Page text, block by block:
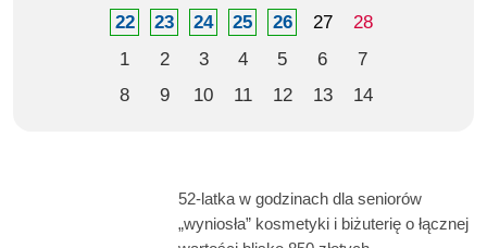
22
23 24 25 26 27
28
1
2 3 4 5 6
7
8
9 10 11 12 13 14
52-latka w godzinach dla seniorów
„wyniosła” kosmetyki i biżuterię o łącznej